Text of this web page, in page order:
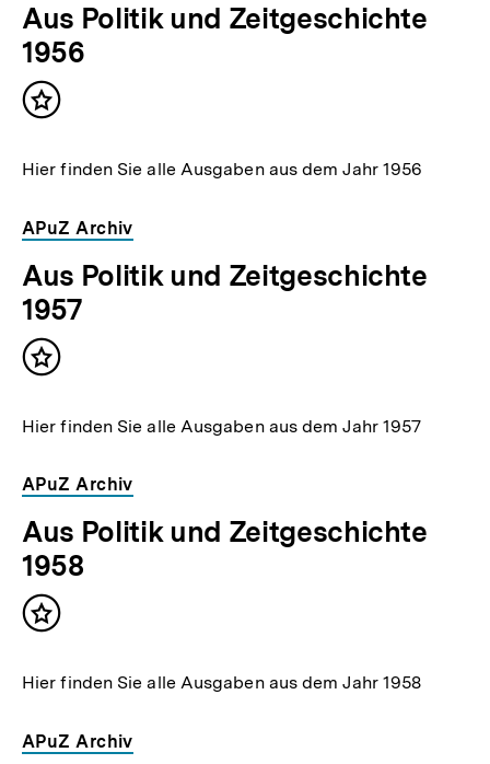
Aus Politik und Zeitgeschichte
1956
Inhalt
Hier finden Sie alle Ausgaben aus dem Jahr 1956
APuZ Archiv
Aus Politik und Zeitgeschichte
1957
Inhalt
Hier finden Sie alle Ausgaben aus dem Jahr 1957
APuZ Archiv
Aus Politik und Zeitgeschichte
1958
Inhalt
Hier finden Sie alle Ausgaben aus dem Jahr 1958
APuZ Archiv